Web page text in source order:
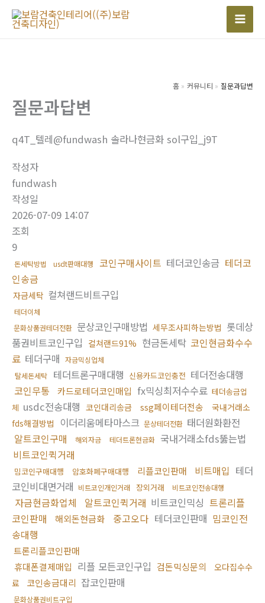
Main
홈 커뮤니티 질문과답변
질문과답변
q4T_텔레@fundwash 솔라나현금화 sol구입_j9T
작성자
fundwash
작성일
2026-07-09 14:07
조회
9
돈세탁방법 usdt판매대행 코인구매사이트 테더코인송금 테더코
인송금
자금세탁 컬쳐랜드비트구입
테더이체
문화상품권테더전환 문상코인구매방법 세무조사피하는방법 롯데상
품권비트코인구입 컬쳐랜드91% 현금돈세탁 코인현금화수수
료 테더구매 자금믹싱업체
탈세돈세탁
테더트론구매대행 신용카드코인충전 테더전송대행
코인무통
카드로테더코인매입 fx믹싱최저수수료 테더송금업
체 usdc전송대행 코인대리송금 ssg페이테더전송
국내거래소
fds해결방법
이더리움메타마스크 문상테더전환 태더원화환전
알트코인구매
해외자금 테더트론현금화 국내거래소fds뚫는법
비트코인퀵거래
밈코인구매대행 암호화폐구매대행 리플코인판매 비트매입 테더
코인비대면거래 비트코인개인거래 장외거래 비트코인전송대행
자금현금화업체 알트코인퀵거래 비트코인믹싱 트론리플
코인판매
해외돈현금화 중고오다 테더코인판매 밈코인전
송대행
트론리플코인판매
휴대폰결제매입 리플 모든코인구입 검돈믹싱문의
오다집수수
료
코인송금대리 잡코인판매
문화상품권비트구입